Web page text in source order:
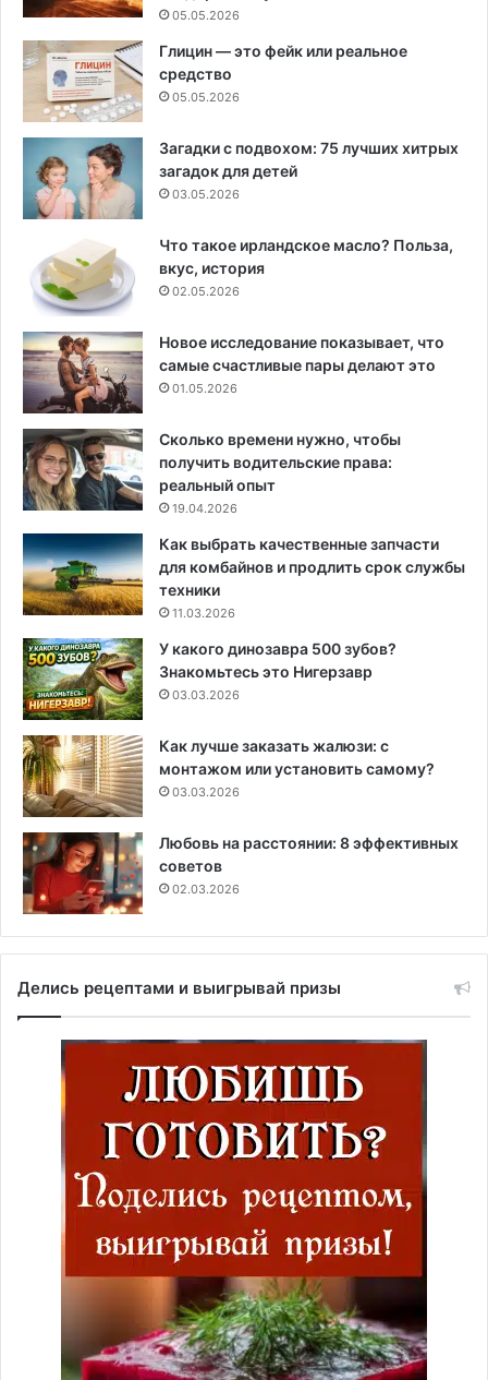
05.05.2026
Глицин — это фейк или реальное
средство
05.05.2026
Загадки с подвохом: 75 лучших хитрых
загадок для детей
03.05.2026
Что такое ирландское масло? Польза,
вкус, история
02.05.2026
Новое исследование показывает, что
самые счастливые пары делают это
01.05.2026
Сколько времени нужно, чтобы
получить водительские права:
реальный опыт
19.04.2026
Как выбрать качественные запчасти
для комбайнов и продлить срок службы
техники
11.03.2026
У какого динозавра 500 зубов?
Знакомьтесь это Нигерзавр
03.03.2026
Как лучше заказать жалюзи: с
монтажом или установить самому?
03.03.2026
Любовь на расстоянии: 8 эффективных
советов
02.03.2026
Делись рецептами и выигрывай призы